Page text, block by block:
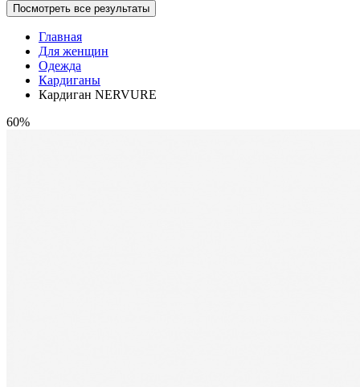
Посмотреть все результаты
Главная
Для женщин
Одежда
Кардиганы
Кардиган NERVURE
60%